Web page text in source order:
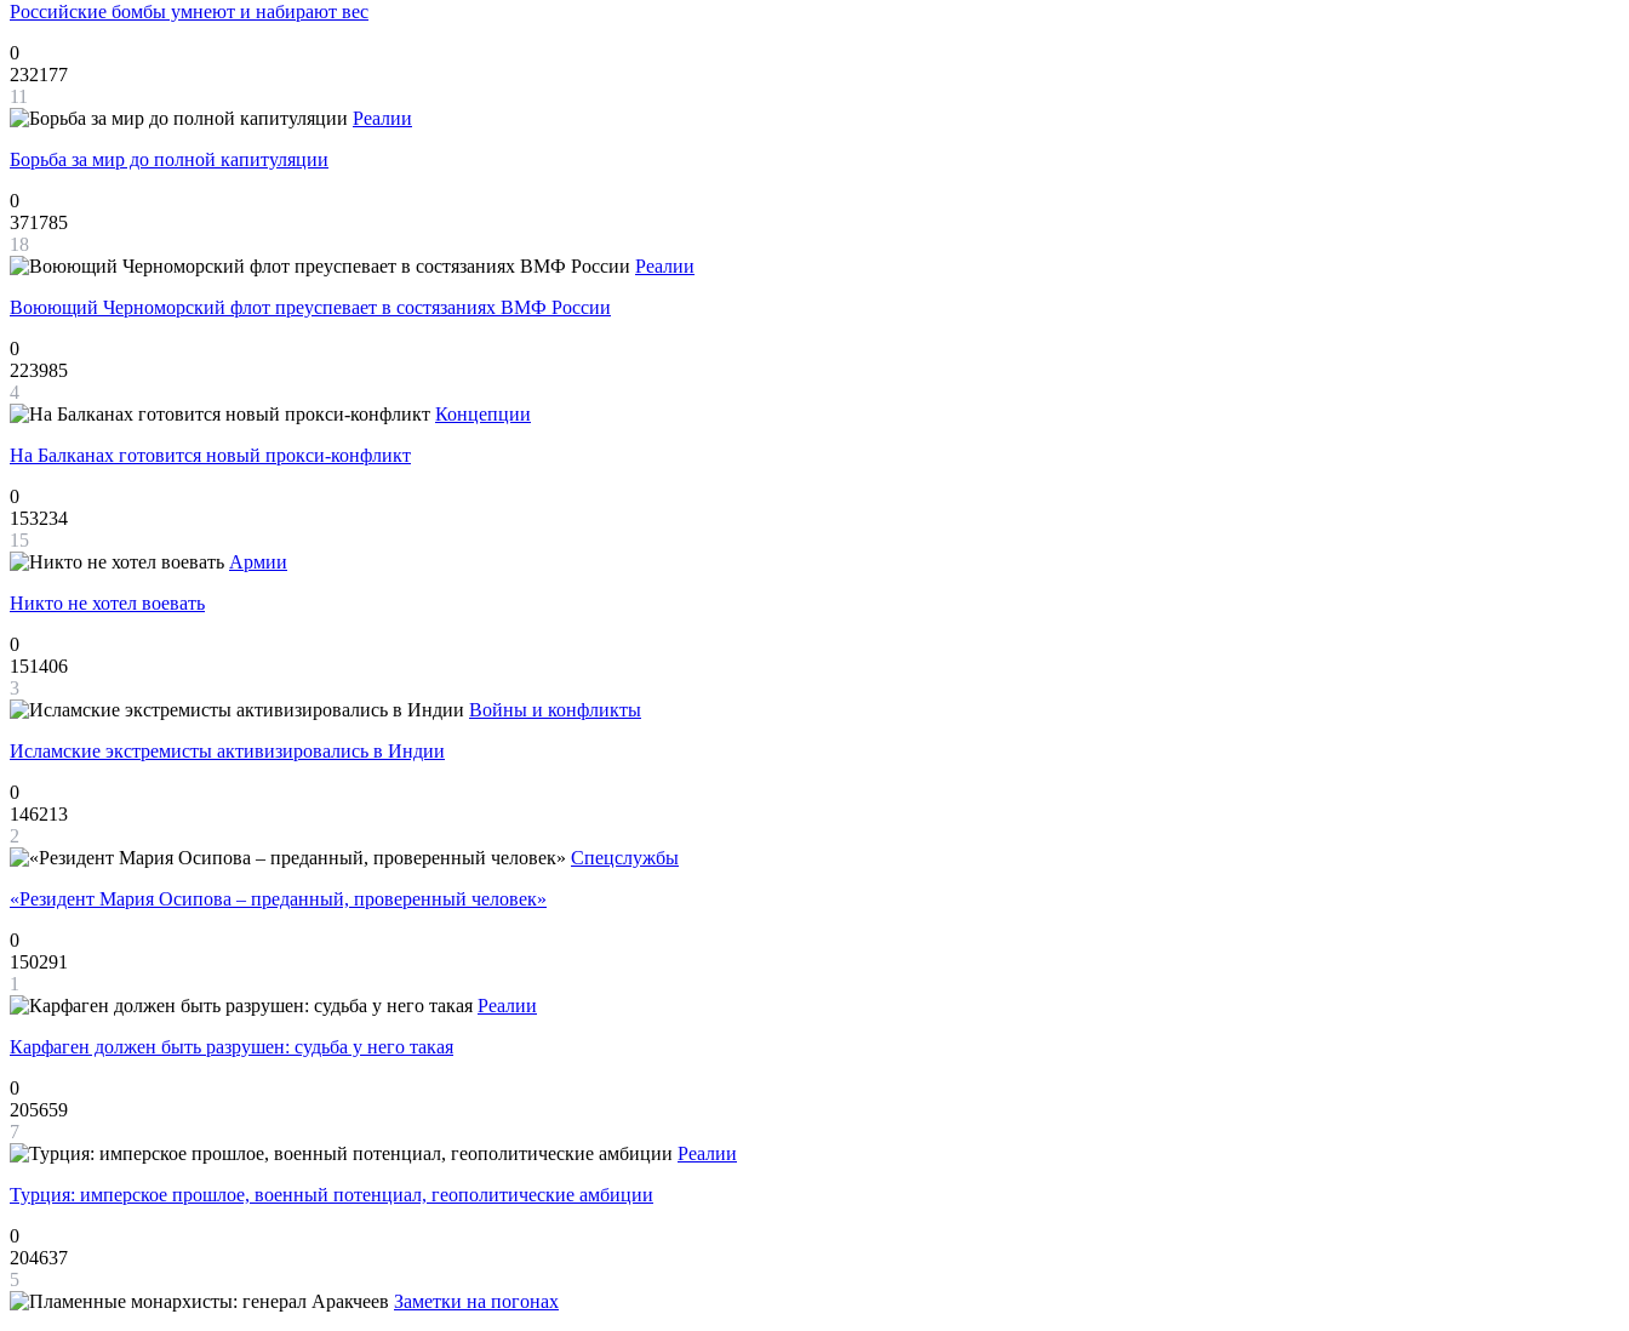
Российские бомбы умнеют и набирают вес
0
232177
11
Реалии
Борьба за мир до полной капитуляции
0
371785
18
Реалии
Воюющий Черноморский флот преуспевает в состязаниях ВМФ России
0
223985
4
Концепции
На Балканах готовится новый прокси-конфликт
0
153234
15
Армии
Никто не хотел воевать
0
151406
3
Войны и конфликты
Исламские экстремисты активизировались в Индии
0
146213
2
Спецслужбы
«Резидент Мария Осипова – преданный, проверенный человек»
0
150291
1
Реалии
Карфаген должен быть разрушен: судьба у него такая
0
205659
7
Реалии
Турция: имперское прошлое, военный потенциал, геополитические амбиции
0
204637
5
Заметки на погонах